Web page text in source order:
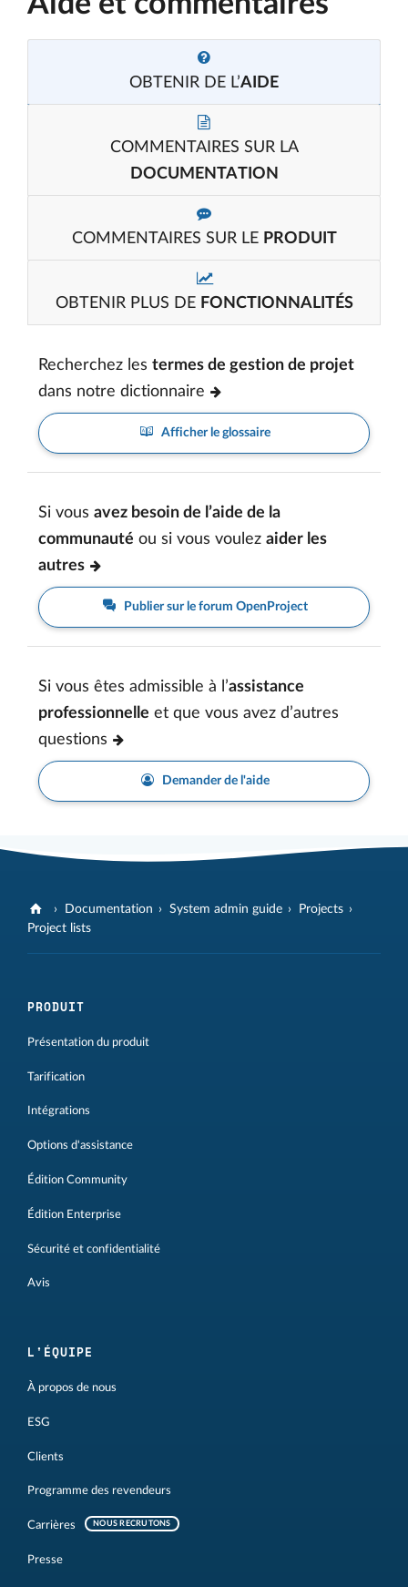
OBTENIR DE L’AIDE
COMMENTAIRES SUR LA
DOCUMENTATION
COMMENTAIRES SUR LE PRODUIT
OBTENIR PLUS DE FONCTIONNALITÉS
Recherchez les termes de gestion de projet
dans notre dictionnaire
Afficher le glossaire
Si vous avez besoin de l’aide de la
communauté ou si vous voulez aider les
autres
Publier sur le forum OpenProject
Si vous êtes admissible à l’assistance
professionnelle et que vous avez d’autres
questions
Demander de l'aide
Documentation System admin guide
Projects
Project lists
PRODUIT
Présentation du produit
Tarification
Intégrations
Options d'assistance
Édition Community
Édition Enterprise
Sécurité et confidentialité
Avis
L'ÉQUIPE
À propos de nous
ESG
Clients
Programme des revendeurs
Carrières NOUS RECRUTONS
Presse